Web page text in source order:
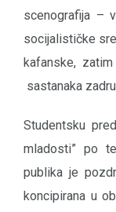
scenografija –
socijalističke
kafanske,
sastanaka
Studentsku
mladosti” po
publika je
koncipirana u